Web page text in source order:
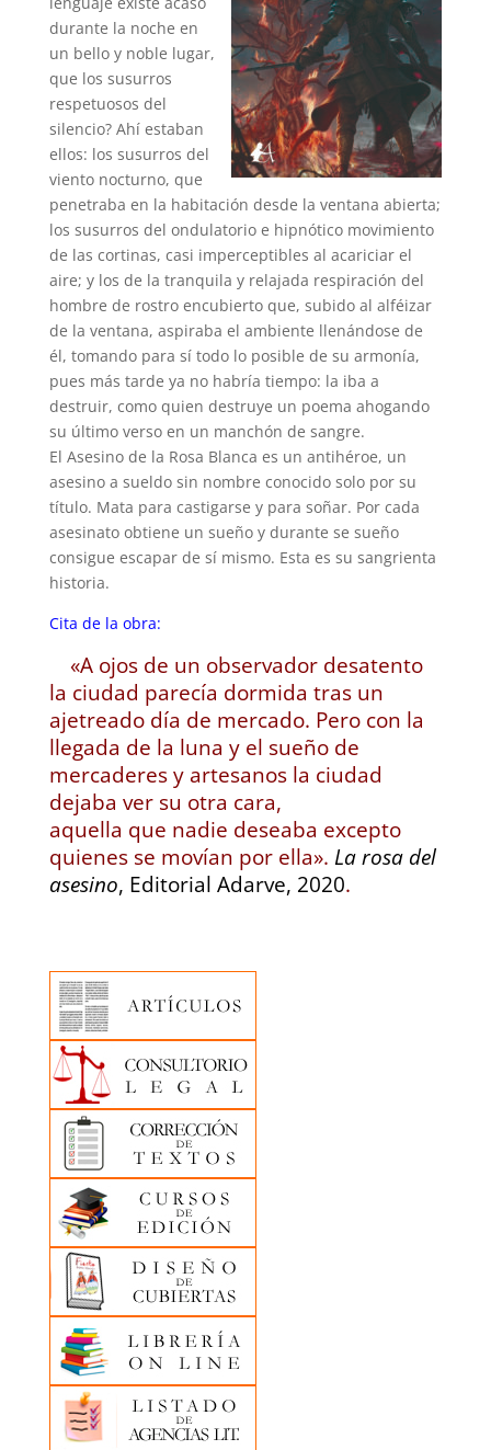
durante la noche en
un bello y noble lugar,
que los susurros
respetuosos del
silencio? Ahí estaban
ellos: los susurros del
viento nocturno, que
penetraba en la habitación desde la ventana abierta;
los susurros del ondulatorio e hipnótico movimiento
de las cortinas, casi imperceptibles al acariciar el
aire; y los de la tranquila y relajada respiración del
hombre de rostro encubierto que, subido al alféizar
de la ventana, aspiraba el ambiente llenándose de
él, tomando para sí todo lo posible de su armonía,
pues más tarde ya no habría tiempo: la iba a
destruir, como quien destruye un poema ahogando
su último verso en un manchón de sangre.
El Asesino de la Rosa Blanca es un antihéroe, un
asesino a sueldo sin nombre conocido solo por su
título. Mata para castigarse y para soñar. Por cada
asesinato obtiene un sueño y durante se sueño
consigue escapar de sí mismo. Esta es su sangrienta
historia.
Cita de la obra:
«A ojos de un observador desatento
la ciudad parecía dormida tras un
ajetreado día de mercado. Pero con la
llegada de la luna y el sueño de
mercaderes y artesanos la ciudad
dejaba ver su otra cara,
aquella que nadie deseaba excepto
quienes se movían por ella». La rosa del
asesino, Editorial Adarve, 2020.